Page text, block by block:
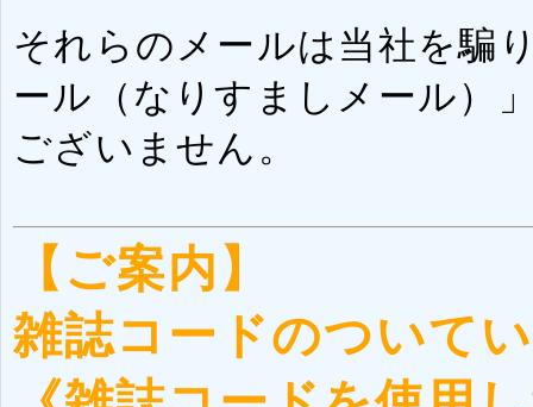
それらのメールは当社を騙
ール（なりすましメール）
ございません。
【ご案内】
雑誌コードのついて